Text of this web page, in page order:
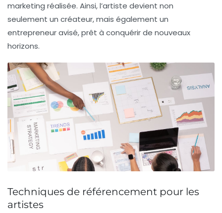
marketing réalisée. Ainsi, l’artiste devient non
seulement un créateur, mais également un
entrepreneuravisé, prêt à conquérir de nouveaux
horizons.
Techniques de référencement pour les
artistes